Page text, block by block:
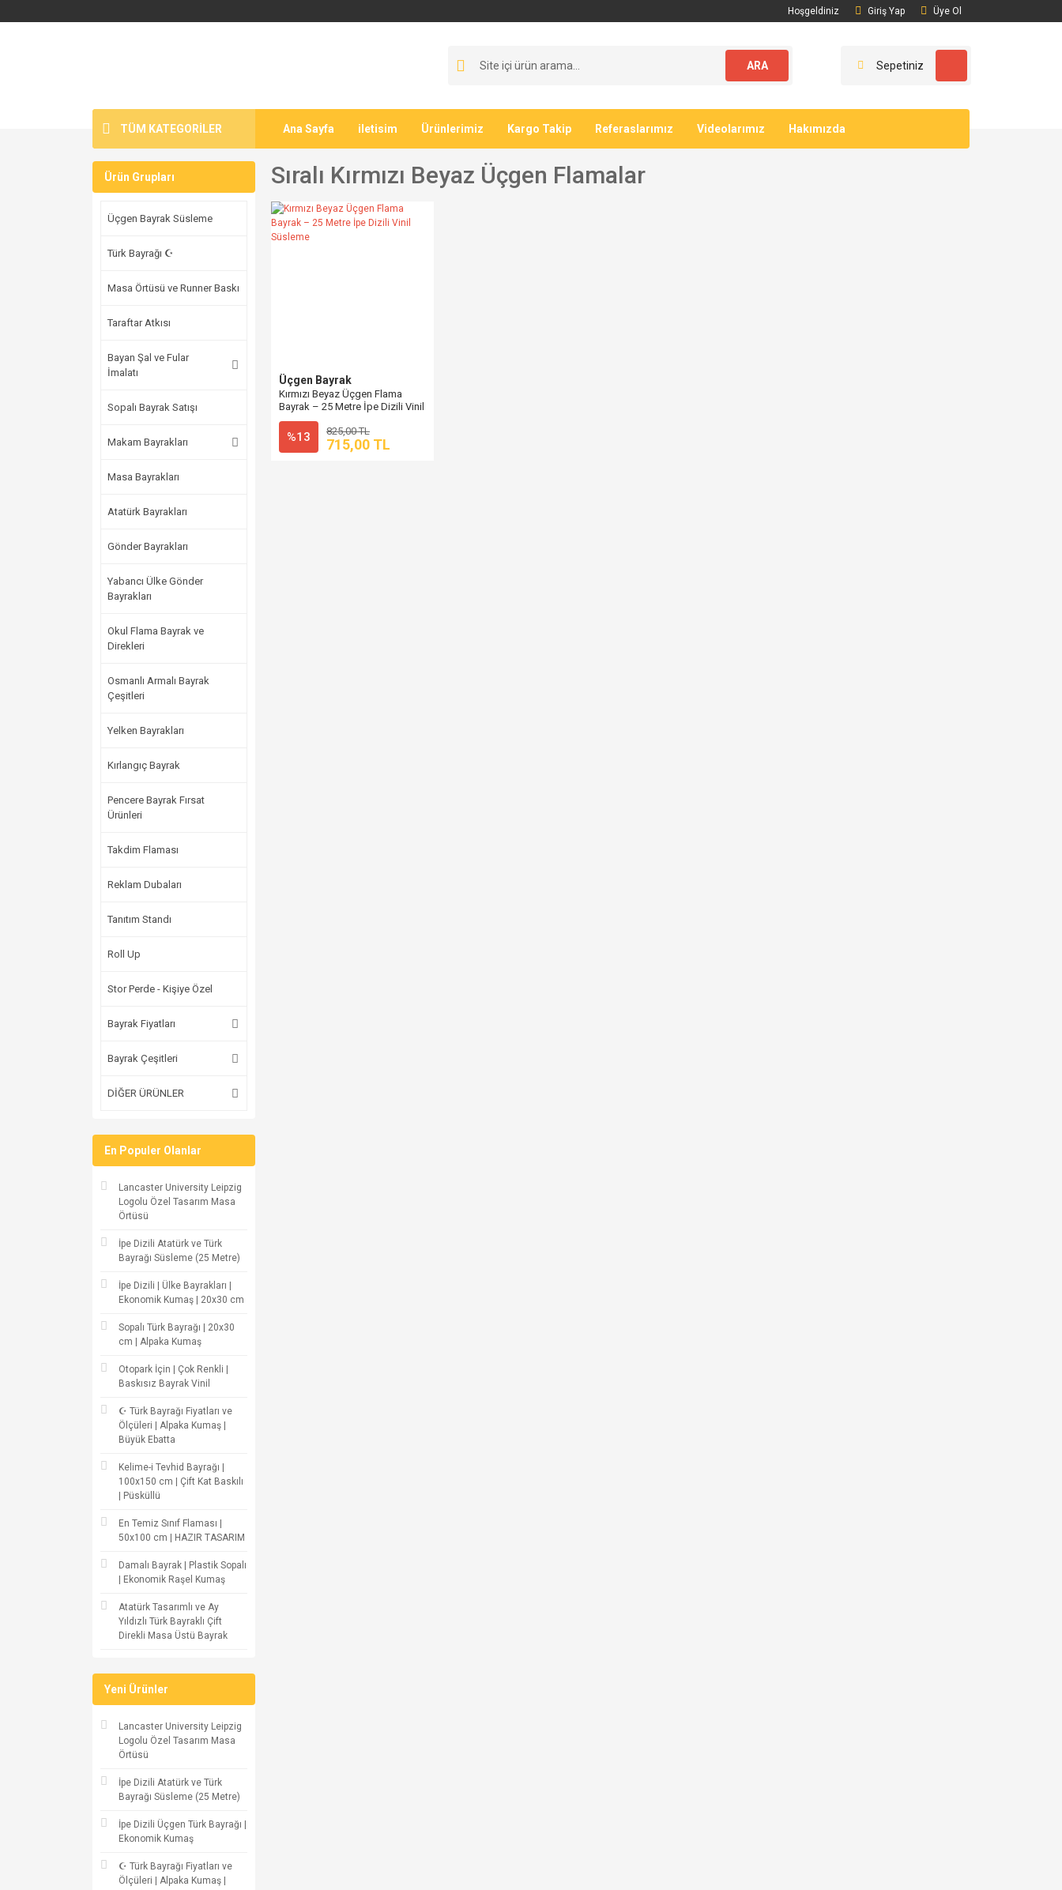
Hoşgeldiniz Giriş Yap Üye Ol
ARA Sepetiniz
TÜM KATEGORİLER Ana Sayfa iletisim Ürünlerimiz Kargo Takip Referaslarımız Videolarımız Hakımızda
Ürün Grupları
Üçgen Bayrak Süsleme
Türk Bayrağı ☪
Masa Örtüsü ve Runner Baskı
Taraftar Atkısı
Bayan Şal ve Fular
İmalatı
Sopalı Bayrak Satışı
Makam Bayrakları
Masa Bayrakları
Atatürk Bayrakları
Gönder Bayrakları
Yabancı Ülke Gönder
Bayrakları
Okul Flama Bayrak ve
Direkleri
Osmanlı Armalı Bayrak
Çeşitleri
Yelken Bayrakları
Kırlangıç Bayrak
Pencere Bayrak Fırsat
Ürünleri
Takdim Flaması
Reklam Dubaları
Tanıtım Standı
Roll Up
Stor Perde - Kişiye Özel
Bayrak Fiyatları
Bayrak Çeşitleri
DİĞER ÜRÜNLER
En Populer Olanlar
Lancaster University Leipzig
Logolu Özel Tasarım Masa
Örtüsü
İpe Dizili Atatürk ve Türk
Bayrağı Süsleme (25 Metre)
İpe Dizili | Ülke Bayrakları |
Ekonomik Kumaş | 20x30 cm
Sopalı Türk Bayrağı | 20x30
cm | Alpaka Kumaş
Otopark İçin | Çok Renkli |
Baskısız Bayrak Vinil
☪ Türk Bayrağı Fiyatları ve
Ölçüleri | Alpaka Kumaş |
Büyük Ebatta
Kelime-i Tevhid Bayrağı |
100x150 cm | Çift Kat Baskılı
| Püsküllü
En Temiz Sınıf Flaması |
50x100 cm | HAZIR TASARIM
Damalı Bayrak | Plastik Sopalı
| Ekonomik Raşel Kumaş
Atatürk Tasarımlı ve Ay
Yıldızlı Türk Bayraklı Çift
Direkli Masa Üstü Bayrak
Yeni Ürünler
Lancaster University Leipzig
Logolu Özel Tasarım Masa
Örtüsü
İpe Dizili Atatürk ve Türk
Bayrağı Süsleme (25 Metre)
İpe Dizili Üçgen Türk Bayrağı |
Ekonomik Kumaş
☪ Türk Bayrağı Fiyatları ve
Ölçüleri | Alpaka Kumaş |
Sıralı Kırmızı Beyaz Üçgen Flamalar
Üçgen Bayrak
Kırmızı Beyaz Üçgen Flama
Bayrak – 25 Metre İpe Dizili Vinil
Süsleme
%13 825,00 TL
715,00 TL